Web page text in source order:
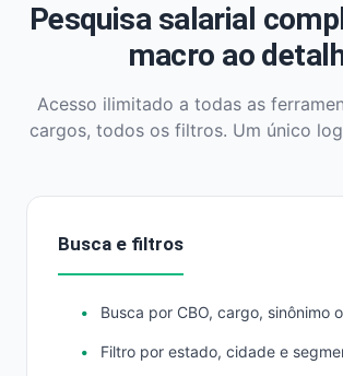
Pesquisa salarial
macro ao
Acesso ilimitado a todas as
cargos, todos os filtros. Um único
Busca e filtros
Busca por CBO, cargo, sinônimo
Filtro por estado, cidade e